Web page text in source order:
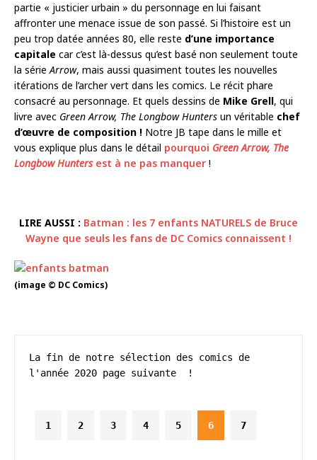
partie « justicier urbain » du personnage en lui faisant
affronter une menace issue de son passé. Si l’histoire est un
peu trop datée années 80, elle reste d’une importance
capitale car c’est là-dessus qu’est basé non seulement toute
la sérieArrow, mais aussi quasiment toutes les nouvelles
itérations de l’archer vert dans les comics. Le récit phare
consacré au personnage. Et quels dessins de Mike Grell, qui
livre avec Green Arrow, The Longbow Hunters un véritable chef
d’œuvre de composition ! Notre JB tape dans le mille et
vous explique plus dans le détail pourquoi Green Arrow, The
Longbow Huntersest à ne pas manquer !
LIRE AUSSI : Batman : les 7 enfants NATURELS de Bruce
Wayne que seuls les fans de DC Comics connaissent !
(image © DC Comics)
La fin de notre sélection des comics de
l'année 2020 page suivante  !
1 2 3 4 5 6 7